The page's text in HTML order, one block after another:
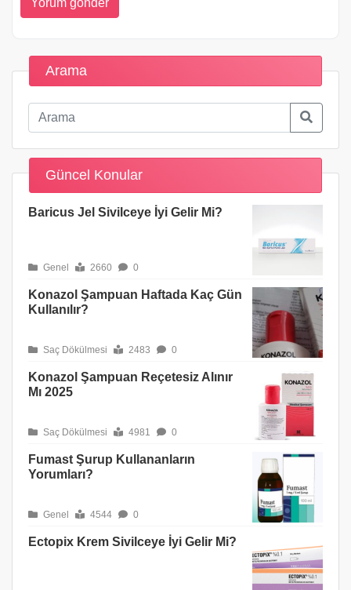
Arama
Güncel Konular
Baricus Jel Sivilceye İyi Gelir Mi?
Genel 2660 0
Konazol Şampuan Haftada Kaç Gün
Kullanılır?
Saç Dökülmesi 2483 0
Konazol Şampuan Reçetesiz Alınır
Mı 2025
Saç Dökülmesi 4981 0
Fumast Şurup Kullananların
Yorumları?
Genel 4544 0
Ectopix Krem Sivilceye İyi Gelir Mi?